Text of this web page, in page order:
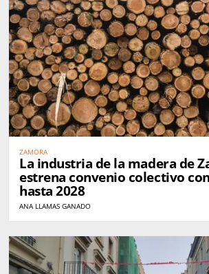
ZAMORA
La industria de la madera de
estrena convenio colectivo
hasta 2028
ANA LLAMAS GANADO